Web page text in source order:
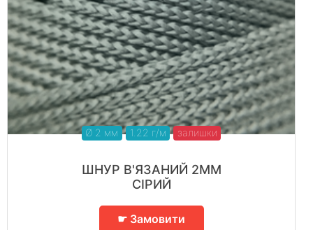
Ø 2 мм 1.22 г/м залишки
ШНУР В'ЯЗАНИЙ 2ММ
СІРИЙ
☛ Замовити